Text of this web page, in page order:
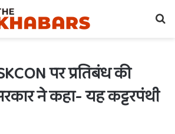
पर प्रतिबंध की
ने कहा- यह कट्टरपंथी